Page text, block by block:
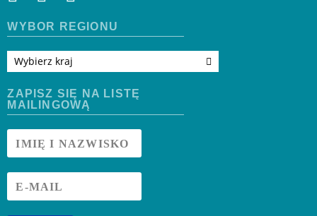
WYBÓR REGIONU
Wybierz kraj
ZAPISZ SIĘ NA LISTĘ
MAILINGOWĄ